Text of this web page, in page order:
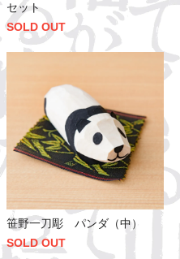
セット
SOLD OUT
笹野一刀彫 パンダ（中）
SOLD OUT